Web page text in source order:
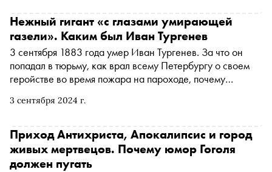
филологических наук НИУ ВШЭ Анастасией
Першкиной
3 сентября 2024 г.
Нежный гигант «с глазами умирающей
газели». Каким был Иван Тургенев
3 сентября 1883 года умер Иван Тургенев. За что он
попадал в тюрьму, как врал всему Петербургу о своем
геройстве во время пожара на пароходе, почему
дуэли на ружьях с Толстым, — в материале «Сноба»
Приход Антихриста, Апокалипсис и город
живых мертвецов. Почему юмор Гоголя
должен пугать